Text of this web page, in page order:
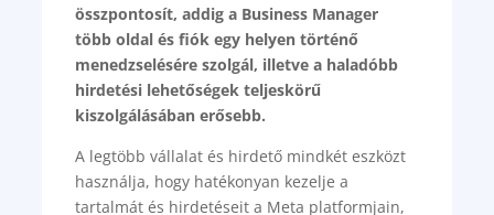
összpontosít, addig a Business Manager
több oldal és fiók egy helyen történő
menedzselésére szolgál, illetve a haladóbb
hirdetési lehetőségek teljeskörű
kiszolgálásában erősebb.
A legtöbb vállalat és hirdető mindkét eszközt
használja, hogy hatékonyan kezelje a
tartalmát és hirdetéseit a Meta platformjain,